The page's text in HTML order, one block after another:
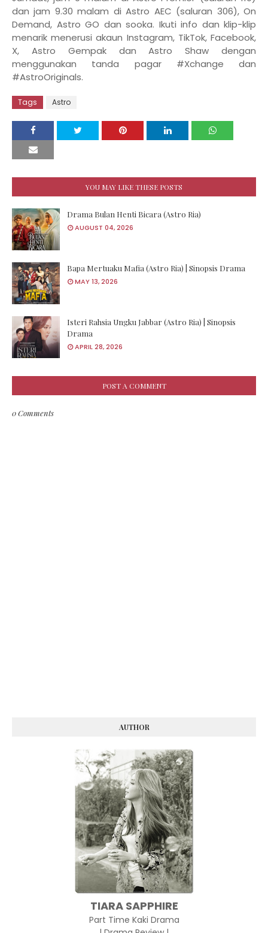
dan jam 9.30 malam di Astro AEC (saluran 306), On
Demand, Astro GO dan sooka. Ikuti info dan klip-klip
menarik menerusi akaun Instagram, TikTok, Facebook,
X, Astro Gempak dan Astro Shaw dengan
menggunakan tanda pagar #Xchange dan
#AstroOriginals.
Tags Astro
YOU MAY LIKE THESE POSTS
Drama Bulan Henti Bicara (Astro Ria)
AUGUST 04, 2026
Bapa Mertuaku Mafia (Astro Ria) | Sinopsis Drama
MAY 13, 2026
Isteri Rahsia Ungku Jabbar (Astro Ria) | Sinopsis
Drama
APRIL 28, 2026
POST A COMMENT
0 Comments
AUTHOR
TIARA SAPPHIRE
Part Time Kaki Drama